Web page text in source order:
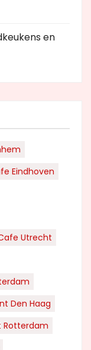
en
Eindhoven
Utrecht
Den Haag
Rotterdam